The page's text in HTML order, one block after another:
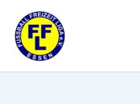
Inhalt
springen